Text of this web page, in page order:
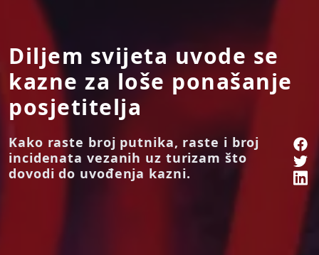
Diljem svijeta uvode se
kazne za loše ponašanje
posjetitelja
Kako raste broj putnika, raste i broj
incidenata vezanih uz turizam što
dovodi do uvođenja kazni.